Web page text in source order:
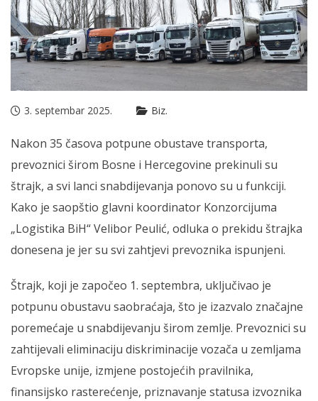
3. septembar 2025. Biz.
Nakon 35 časova potpune obustave transporta,
prevoznici širom Bosne i Hercegovine prekinuli su
štrajk, a svi lanci snabdijevanja ponovo su u funkciji.
Kako je saopštio glavni koordinator Konzorcijuma
„Logistika BiH“ Velibor Peulić, odluka o prekidu štrajka
donesena je jer su svi zahtjevi prevoznika ispunjeni.
Štrajk, koji je započeo 1. septembra, uključivao je
potpunu obustavu saobraćaja, što je izazvalo značajne
poremećaje u snabdijevanju širom zemlje. Prevoznici su
zahtijevali eliminaciju diskriminacije vozača u zemljama
Evropske unije, izmjene postojećih pravilnika,
finansijsko rasterećenje, priznavanje statusa izvoznika